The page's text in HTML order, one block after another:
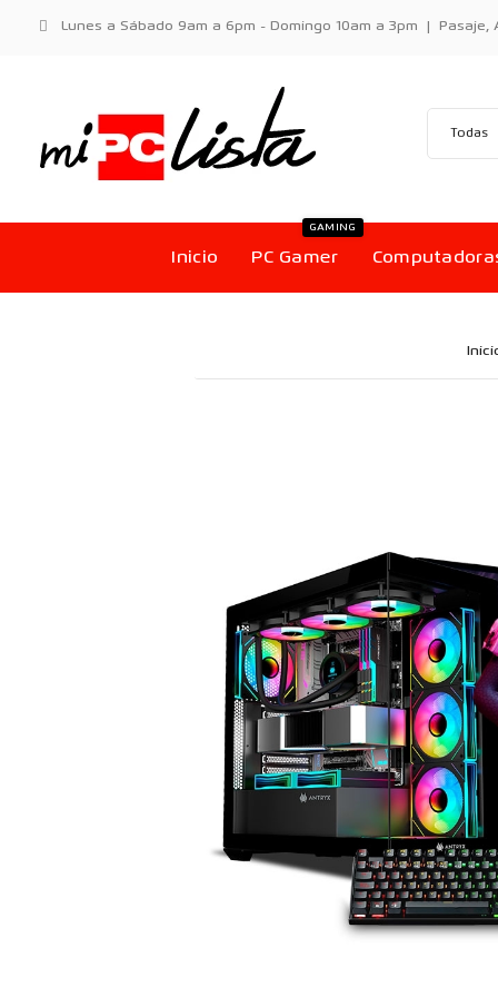
Lunes a Sábado 9am a 6pm - Domingo 10am a 3pm | Pasaje,
Inicio PC Gamer
GAMING